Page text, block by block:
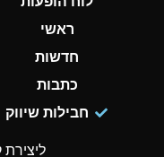
ראשי
חדשות
כתבות
חבילות שיווק
ליצירת